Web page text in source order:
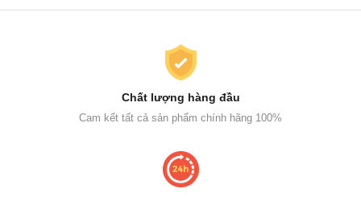
Chất lượng hàng đầu
Cam kết tất cả sản phẩm chính hãng 100%